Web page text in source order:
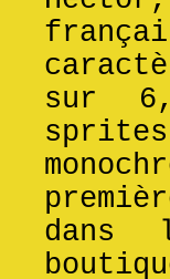
sur
dans